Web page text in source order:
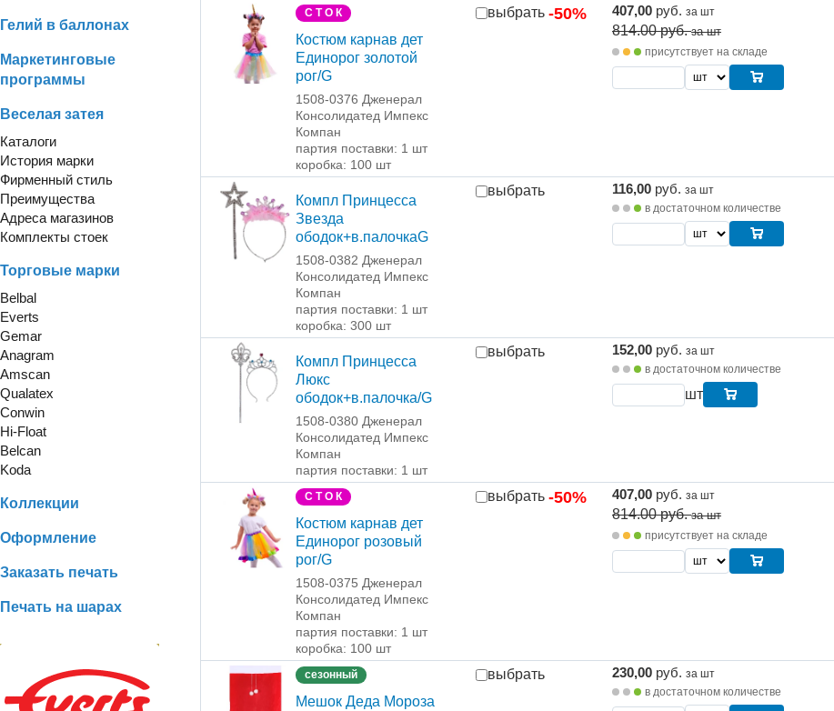
Гелий в баллонах
Маркетинговые
программы
Веселая затея
Каталоги
История марки
Фирменный стиль
Преимущества
Адреса магазинов
Комплекты стоек
Торговые марки
Belbal
Everts
Gemar
Anagram
Amscan
Qualatex
Conwin
Hi-Float
Belcan
Koda
Коллекции
Оформление
Заказать печать
Печать на шарах
С Т О К
Костюм карнав дет
Единорог золотой
рог/G
1508-0376 Дженерал
Консолидатед Импекс
Компан
партия поставки: 1 шт
коробка: 100 шт
-50%
выбрать 407,00 руб. за шт
814.00руб. за шт
присутствует на складе
Компл Принцесса
Звезда
ободок+в.палочкаG
1508-0382 Дженерал
Консолидатед Импекс
Компан
партия поставки: 1 шт
коробка: 300 шт
выбрать 116,00 руб. за шт
в достаточном количестве
Компл Принцесса
Люкс
ободок+в.палочка/G
1508-0380 Дженерал
Консолидатед Импекс
Компан
партия поставки: 1 шт
выбрать 152,00 руб. за шт
в достаточном количестве
шт
С Т О К
Костюм карнав дет
Единорог розовый
рог/G
1508-0375 Дженерал
Консолидатед Импекс
Компан
партия поставки: 1 шт
коробка: 100 шт
-50%
выбрать 407,00 руб. за шт
814.00руб. за шт
присутствует на складе
сезонный
Мешок Деда Мороза
выбрать 230,00 руб. за шт
в достаточном количестве